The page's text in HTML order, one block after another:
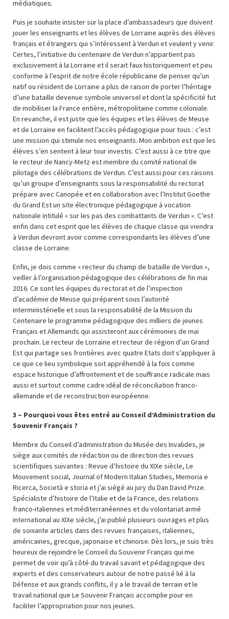
médiatiques.
Puis je souhaite insister sur la place d’ambassadeurs que doivent
jouer les enseignants et les élèves de Lorraine auprès des élèves
français et étrangers qui s’intéressent à Verdun et veulent y venir.
Certes, l’initiative du centenaire de Verdun n’appartient pas
exclusivement à la Lorraine et il serait faux historiquement et peu
conforme à l’esprit de notre école républicaine de penser qu’un
natif ou résident de Lorraine a plus de raison de porter l’héritage
d’une bataille devenue symbole universel et dont la spécificité fut
de mobiliser la France entière, métropolitaine comme coloniale.
En revanche, il est juste que les équipes et les élèves de Meuse
et de Lorraine en facilitent l’accès pédagogique pour tous : c’est
une mission qui stimule nos enseignants. Mon ambition est que les
élèves s’en sentent à leur tour investis. C’est aussi à ce titre que
le recteur de Nancy-Metz est membre du comité national de
pilotage des célébrations de Verdun. C’est aussi pour ces raisons
qu’un groupe d’enseignants sous la responsabilité du rectorat
prépare avec Canopée et en collaboration avec l’Institut Goethe
du Grand Est un site électronique pédagogique à vocation
nationale intitulé « sur les pas des combattants de Verdun ». C’est
enfin dans cet esprit que les élèves de chaque classe qui viendra
à Verdun devront avoir comme correspondants les élèves d’une
classe de Lorraine.
Enfin, je dois comme « recteur du champ de bataille de Verdun »,
veiller à l’organisation pédagogique des célébrations de fin mai
2016. Ce sont les équipes du rectorat et de l’inspection
d’académie de Meuse qui préparent sous l’autorité
interministérielle et sous la responsabilité de la Mission du
Centenaire le programme pédagogique des milliers de jeunes
Français et Allemands qui assisteront aux cérémonies de mai
prochain. Le recteur de Lorraine et recteur de région d’un Grand
Est qui partage ses frontières avec quatre Etats doit s’appliquer à
ce que ce lieu symbolique soit appréhendé à la fois comme
espace historique d’affrontement et de souffrance radicale mais
aussi et surtout comme cadre idéal de réconciliation franco-
allemande et de reconstruction européenne.
3 – Pourquoi vous êtes entré au Conseil d’Administration du
Souvenir Français ?
Membre du Conseil d’administration du Musée des Invalides, je
siège aux comités de rédaction ou de direction des revues
scientifiques suivantes : Revue d’histoire du XIXe siècle, Le
Mouvement social, Journal of Modern Italian Studies, Memoria e
Ricerca, Società e storia et j’ai siégé au jury du Dan David Prize.
Spécialiste d’histoire de l’Italie et de la France, des relations
franco-italiennes et méditerranéennes et du volontariat armé
international au XIXe siècle, j’ai publié plusieurs ouvrages et plus
de soixante articles dans des revues françaises, italiennes,
américaines, grecque, japonaise et chinoise. Dès lors, je suis très
heureux de rejoindre le Conseil du Souvenir Français qui me
permet de voir qu’à côté du travail savant et pédagogique des
experts et des conservateurs autour de notre passé lié à la
Défense et aux grands conflits, il y a le travail de terrain et le
travail national que Le Souvenir Français accomplie pour en
faciliter l’appropriation pour nos jeunes.